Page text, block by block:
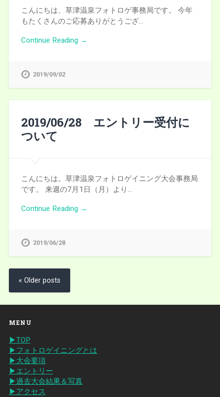
こんにちは、草津温泉フォトロゲ事務局です。 今年
もたくさんのご応募ありがとうござ…
Continue Reading →
2019/09/02
2019/06/28 エントリー受付に
ついて
こんにちは。草津温泉フォトロゲイニング大会事務局
です。 来週の7月1日（月）より…
Continue Reading →
2019/06/28
« Older posts
MENU
▶︎TOP
▶︎フォトロゲイニングとは
▶︎大会要項
▶︎エントリー
▶︎過去大会結果＆写真
▶︎アクセス